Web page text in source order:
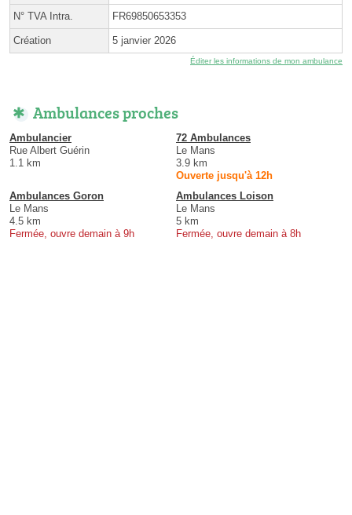
N° TVA Intra. FR69850653353
Création 5 janvier 2026
Éditer les informations de mon ambulance
Ambulances proches
Ambulancier
Rue Albert Guérin
1.1 km
72 Ambulances
Le Mans
3.9 km
Ouverte jusqu'à 12h
Ambulances Goron
Le Mans
4.5 km
Fermée, ouvre demain à 9h
Ambulances Loison
Le Mans
5 km
Fermée, ouvre demain à 8h